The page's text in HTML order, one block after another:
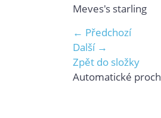
Meves's starling
← Předchozí
Další →
Zpět do složky
Automatické